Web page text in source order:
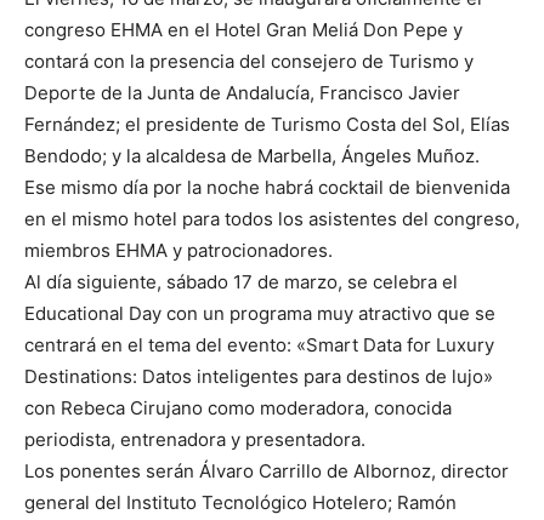
congreso EHMA en el Hotel Gran Meliá Don Pepe y
contará con la presencia del consejero de Turismo y
Deporte de la Junta de Andalucía, Francisco Javier
Fernández; el presidente de Turismo Costa del Sol, Elías
Bendodo; y la alcaldesa de Marbella, Ángeles Muñoz.
Ese mismo día por la noche habrá cocktail de bienvenida
en el mismo hotel para todos los asistentes del congreso,
miembros EHMA y patrocionadores.
Al día siguiente, sábado 17 de marzo, se celebra el
Educational Day con un programa muy atractivo que se
centrará en el tema del evento: «Smart Data for Luxury
Destinations: Datos inteligentes para destinos de lujo»
con Rebeca Cirujano como moderadora, conocida
periodista, entrenadora y presentadora.
Los ponentes serán Álvaro Carrillo de Albornoz, director
general del Instituto Tecnológico Hotelero; Ramón